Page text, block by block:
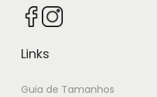
Links
Guia de Tamanhos